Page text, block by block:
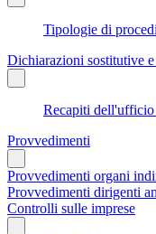
Tipologie di
Dichiarazioni sostitutive
Recapiti dell'ufficio
Provvedimenti
Provvedimenti organi
Provvedimenti dirigenti
Controlli sulle imprese